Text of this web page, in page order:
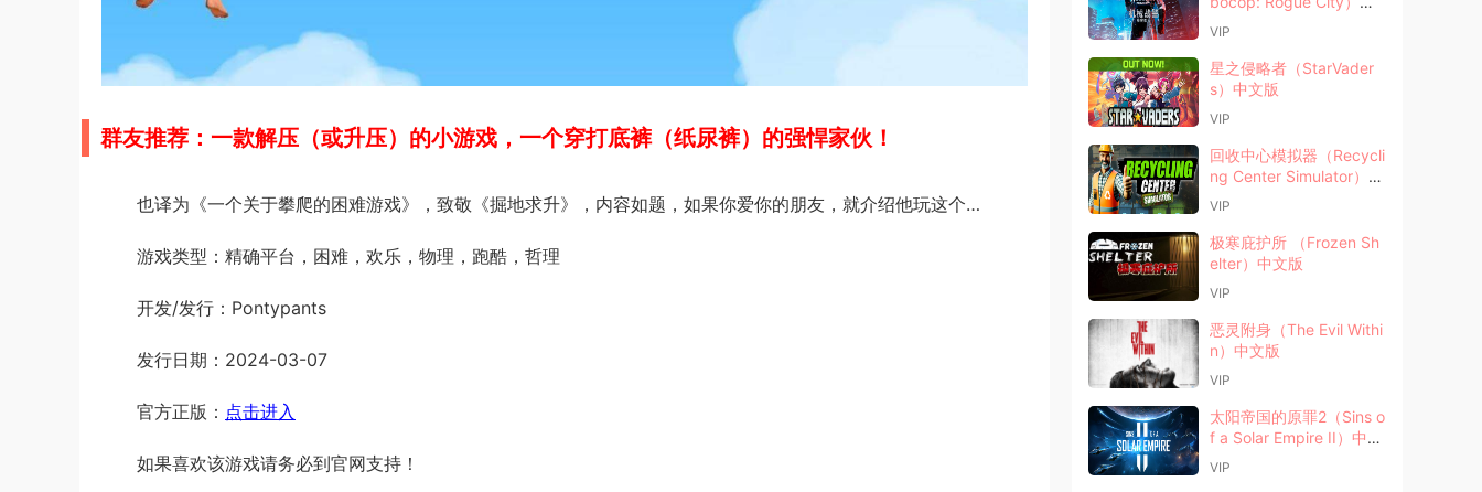
群友推荐：一款解压（或升压）的小游戏，一个穿打底裤（纸尿裤）的强悍家伙！
也译为《一个关于攀爬的困难游戏》，致敬《掘地求升》，内容如题，如果你爱你的朋友，就介绍他玩这个…
游戏类型：精确平台，困难，欢乐，物理，跑酷，哲理
开发/发行：Pontypants
发行日期：2024-03-07
官方正版： 点击进入
如果喜欢该游戏请务必到官网支持！
文版
VIP
星之侵略者（StarVader
s）中文版
VIP
回收中心模拟器（Recycli
ng Center Simulator）中
文版
VIP
极寒庇护所 （Frozen Sh
elter）中文版
VIP
恶灵附身（The Evil Withi
n）中文版
VIP
太阳帝国的原罪2（Sins o
f a Solar Empire II）中文
版
VIP